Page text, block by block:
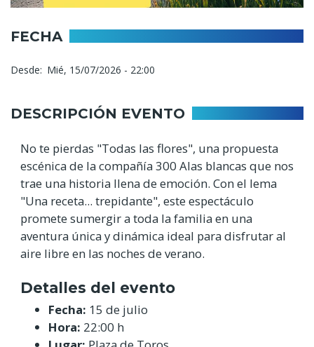
FECHA
Desde Mié, 15/07/2026 - 22:00
DESCRIPCIÓN EVENTO
No te pierdas "Todas las flores", una propuesta
escénica de la compañía 300 Alas blancas que nos
trae una historia llena de emoción. Con el lema
"Una receta... trepidante", este espectáculo
promete sumergir a toda la familia en una
aventura única y dinámica ideal para disfrutar al
aire libre en las noches de verano.
Detalles del evento
Fecha: 15 de julio
Hora: 22:00 h